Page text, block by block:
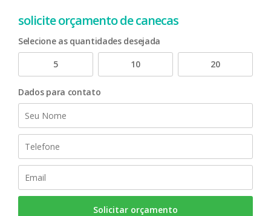
solicite orçamento de canecas
Selecione as quantidades desejada
5
10 20
Dados para contato
Solicitar orçamento